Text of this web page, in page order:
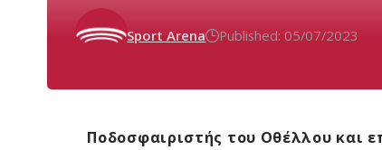
Sport Arena Published: 05/07/2023
Ποδοσφαιριστής του Οθέλλου και